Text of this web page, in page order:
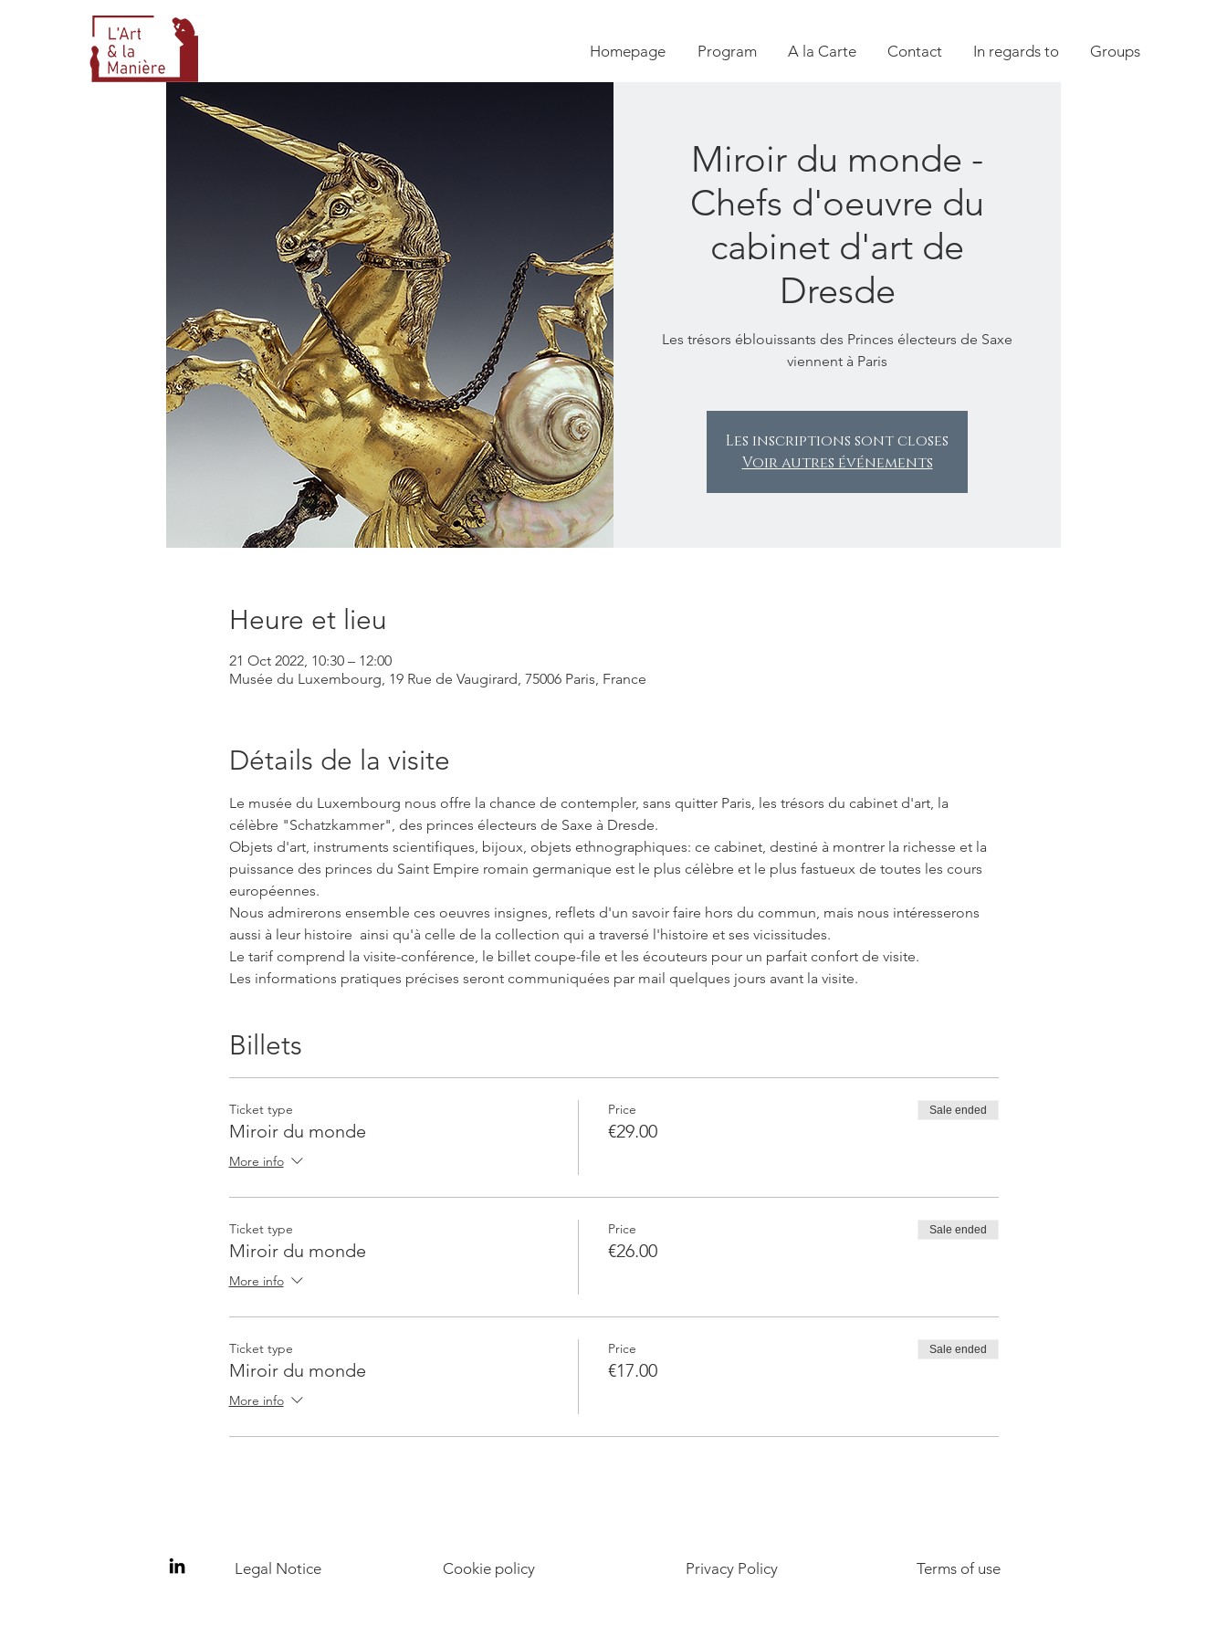
Homepage Program A la Carte Contact In regards to Groups
Miroir du monde -
Chefs d'oeuvre du
cabinet d'art de
Dresde
Les trésors éblouissants des Princes électeurs de Saxe
viennent à Paris
Les inscriptions sont closes
Voir autres événements
Heure et lieu
21 Oct 2022, 10:30 – 12:00
Musée du Luxembourg, 19 Rue de Vaugirard, 75006 Paris, France
Détails de la visite
Le musée du Luxembourg nous offre la chance de contempler, sans quitter Paris, les trésors du cabinet d'art, la
célèbre "Schatzkammer", des princes électeurs de Saxe à Dresde.
Objets d'art, instruments scientifiques, bijoux, objets ethnographiques: ce cabinet, destiné à montrer la richesse et la
puissance des princes du Saint Empire romain germanique est le plus célèbre et le plus fastueux de toutes les cours
européennes.
Nous admirerons ensemble ces oeuvres insignes, reflets d'un savoir faire hors du commun, mais nous intéresserons
aussi à leur histoire  ainsi qu'à celle de la collection qui a traversé l'histoire et ses vicissitudes.
Le tarif comprend la visite-conférence, le billet coupe-file et les écouteurs pour un parfait confort de visite.
Les informations pratiques précises seront communiquées par mail quelques jours avant la visite.
Billets
Ticket type
Miroir du monde
More info
Price
€29.00
Sale ended
Ticket type
Miroir du monde
More info
Price
€26.00
Sale ended
Ticket type
Miroir du monde
More info
Price
€17.00
Sale ended
Legal Notice Cookie policy Privacy Policy Terms of use